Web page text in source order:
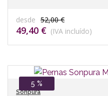
desde 52,00 €
49,40 € (IVA incluído)
5 %
Sonpura